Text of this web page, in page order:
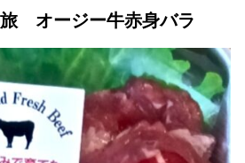
オージー牛赤身バラ